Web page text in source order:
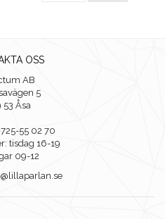
OSS
AB
5
53 Åsa
55 02 70
tisdag 16-19
09-12